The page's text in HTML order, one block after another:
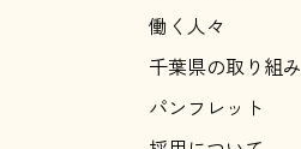
働く人々
千葉県の取り組み
パンフレット